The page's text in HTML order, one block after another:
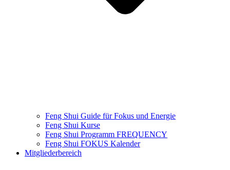
Feng Shui Guide für Fokus und Energie
Feng Shui Kurse
Feng Shui Programm​ FREQUENCY
Feng Shui FOKUS Kalender
Mitgliederbereich